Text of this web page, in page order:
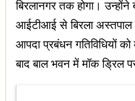
बिरलानगर तक होगा।
आईटीआई से बिरला अस्तपाल
आपदा प्रबंधन गतिविधियों
बाद बाल भवन में मॉक ड्रिल पर